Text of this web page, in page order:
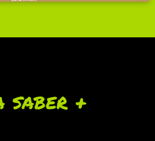
saber +